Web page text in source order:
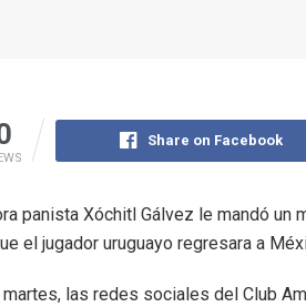
Share on Facebook
panista Xóchitl Gálvez le mandó un
el jugador uruguayo regresara a
martes, las redes sociales del Club